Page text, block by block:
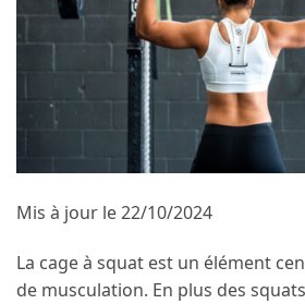
Mis à jour le 22/10/2024
La cage à squat est un élément
de musculation. En plus des